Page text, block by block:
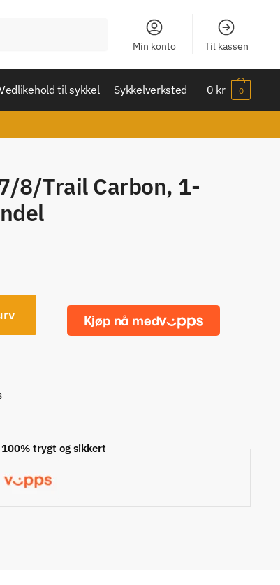
Min konto Til kassen
til sykkel Sykkelverksted 0 kr 0
8/Trail Carbon, 1-
trygt og sikkert